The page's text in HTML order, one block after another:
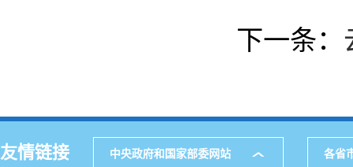
下一条：
友情链接 中央政府和国家部委网站 各省